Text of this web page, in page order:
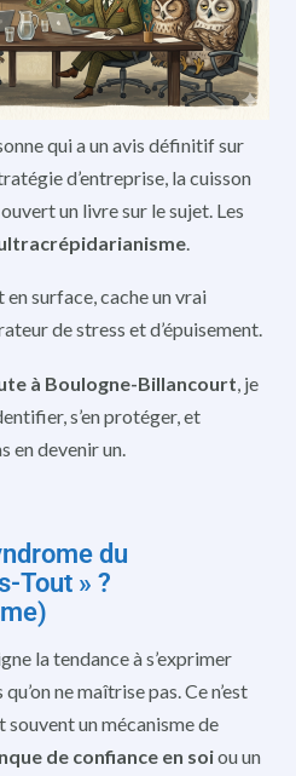
qui a un avis définitif sur
d’entreprise, la cuisson
un livre sur le sujet. Les
surface, cache un vrai
de stress et d’épuisement.
à Boulogne-Billancourt , je
s’en protéger, et
en devenir un.
du
Tout » ?
la tendance à s’exprimer
ne maîtrise pas. Ce n’est
souvent un mécanisme de
de confiance en soiou un